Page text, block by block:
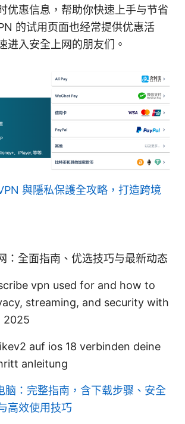
优惠信息，帮助你快速上手与节省
的试用页面也经常提供优惠活
进入安全上网的朋友们。
與隱私保護全攻略，打造跨境
：全面指南、优选技巧与最新动态
vpn used for and how to
streaming, and security with
2025
auf ios 18 verbinden deine
anleitung
脑：完整指南，含下载步骤、安全
高效使用技巧